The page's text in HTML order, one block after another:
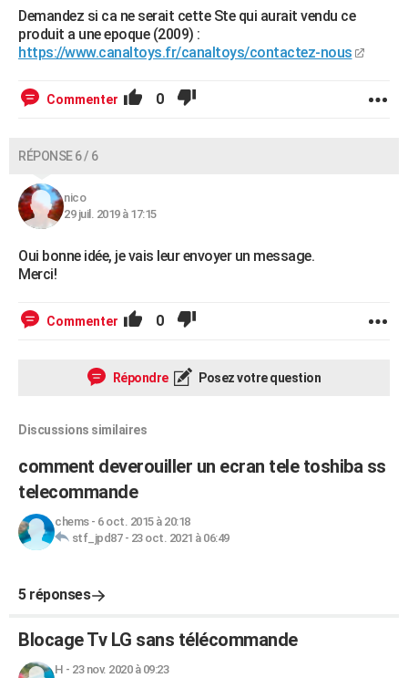
Demandez si ca ne serait cette Ste qui aurait vendu ce
produit a une epoque (2009) :
https://www.canaltoys.fr/canaltoys/contactez-nous
Commenter 0
RÉPONSE 6 / 6
nico
29 juil. 2019 à 17:15
Oui bonne idée, je vais leur envoyer un message.
Merci!
Commenter 0
Répondre Posez votre question
Discussions similaires
comment deverouiller un ecran tele toshiba ss
telecommande
chems- 6 oct. 2015 à 20:18
stf_jpd87- 23 oct. 2021 à 06:49
5 réponses
Blocage Tv LG sans télécommande
H - 23 nov. 2020 à 09:23